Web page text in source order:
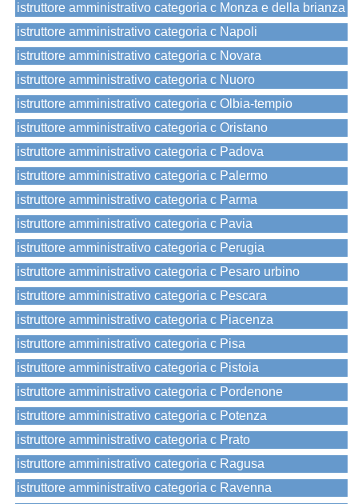
istruttore amministrativo categoria c Monza e della brianza
istruttore amministrativo categoria c Napoli
istruttore amministrativo categoria c Novara
istruttore amministrativo categoria c Nuoro
istruttore amministrativo categoria c Olbia-tempio
istruttore amministrativo categoria c Oristano
istruttore amministrativo categoria c Padova
istruttore amministrativo categoria c Palermo
istruttore amministrativo categoria c Parma
istruttore amministrativo categoria c Pavia
istruttore amministrativo categoria c Perugia
istruttore amministrativo categoria c Pesaro urbino
istruttore amministrativo categoria c Pescara
istruttore amministrativo categoria c Piacenza
istruttore amministrativo categoria c Pisa
istruttore amministrativo categoria c Pistoia
istruttore amministrativo categoria c Pordenone
istruttore amministrativo categoria c Potenza
istruttore amministrativo categoria c Prato
istruttore amministrativo categoria c Ragusa
istruttore amministrativo categoria c Ravenna